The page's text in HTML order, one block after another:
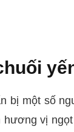
bị một số
vị